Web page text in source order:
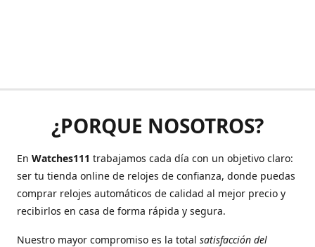
¿PORQUE NOSOTROS?
En Watches111 trabajamos cada día con un objetivo claro:
ser tu tienda online de relojes de confianza, donde puedas
comprar relojes automáticos de calidad al mejor precio y
recibirlos en casa de forma rápida y segura.
Nuestro mayor compromiso es la total satisfacción del